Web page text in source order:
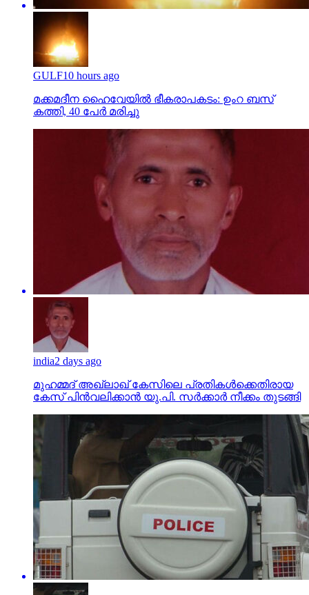
GULF10 hours ago
മക്കമദീന ഹൈവേയില്‍ ഭീകരാപകടം: ഉംറ ബസ്
കത്തി, 40 പേര്‍ മരിച്ചു
india2 days ago
മുഹമ്മദ് അഖ്‌ലാഖ് കേസിലെ പ്രതികള്‍ക്കെതിരായ
കേസ് പിന്‍വലിക്കാന്‍ യു.പി. സര്‍ക്കാര്‍ നീക്കം തുടങ്ങി